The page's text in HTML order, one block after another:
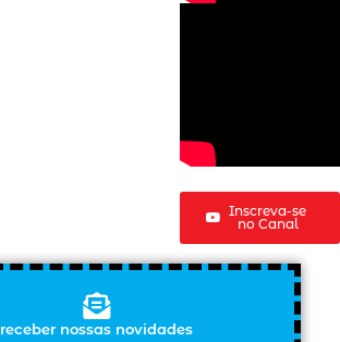
Inscreva-se
no Canal
receber nossas novidades